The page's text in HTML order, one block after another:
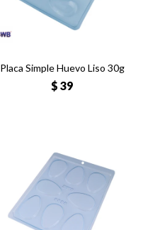
Placa Simple Huevo Liso 30g
$ 39